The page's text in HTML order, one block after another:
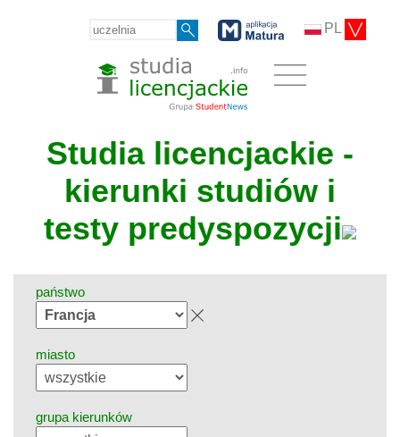
PL
Studia licencjackie -
kierunki studiów i
testy predyspozycji
państwo
miasto
grupa kierunków